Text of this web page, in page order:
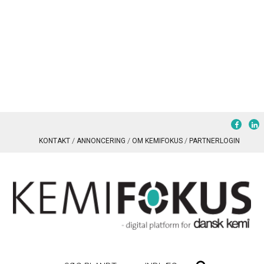
KONTAKT ANNONCERING OM KEMIFOKUS PARTNERLOGIN